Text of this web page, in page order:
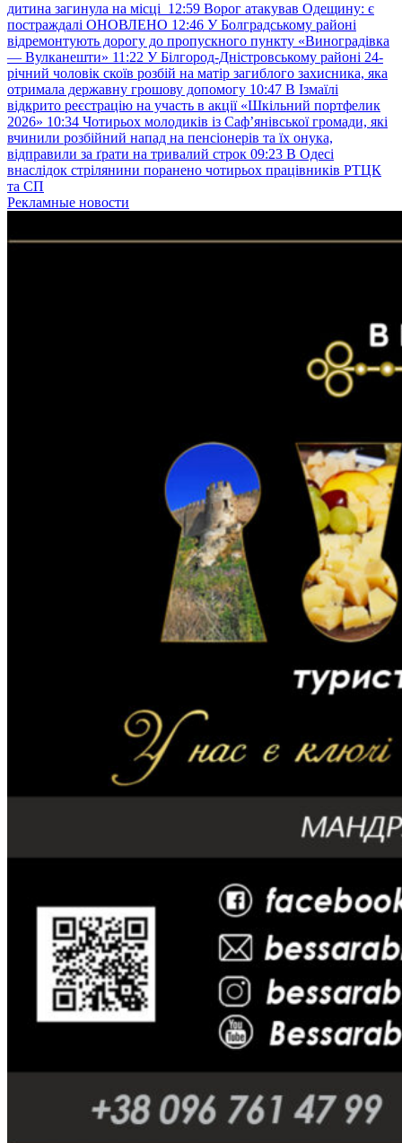
дитина загинула на місці 12:59 Ворог атакував Одещину: є
постраждалі ОНОВЛЕНО 12:46 У Болградському районі
відремонтують дорогу до пропускного пункту «Виноградівка
— Вулканешти» 11:22 У Білгород-Дністровському районі 24-
річний чоловік скоїв розбій на матір загиблого захисника, яка
отримала державну грошову допомогу 10:47 В Ізмаїлі
відкрито реєстрацію на участь в акції «Шкільний портфелик
2026» 10:34 Чотирьох молодиків із Саф’янівської громади, які
вчинили розбійний напад на пенсіонерів та їх онука,
відправили за ґрати на тривалий строк 09:23 В Одесі
внаслідок стрілянини поранено чотирьох працівників РТЦК
та СП
Рекламные новости